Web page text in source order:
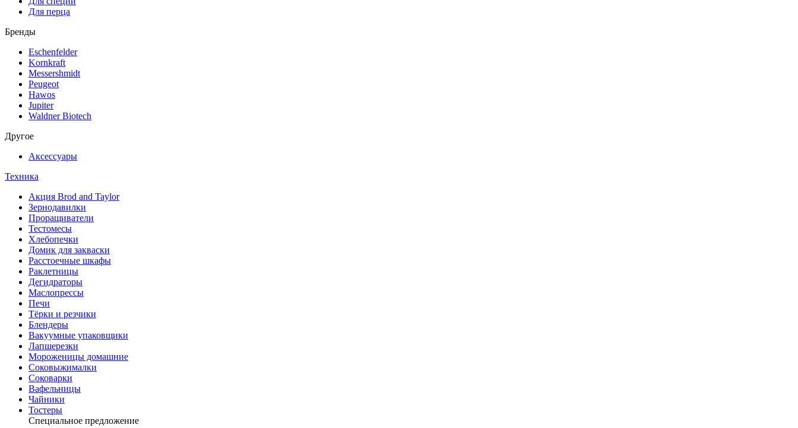
Для перца
Бренды
Eschenfelder
Kornkraft
Messershmidt
Peugeot
Hawos
Jupiter
Waldner Biotech
Другое
Аксессуары
Техника
Акция Brod and Taylor
Зернодавилки
Проращиватели
Тестомесы
Хлебопечки
Домик для закваски
Расстоечные шкафы
Раклетницы
Дегидраторы
Маслопрессы
Печи
Тёрки и резчики
Блендеры
Вакуумные упаковщики
Лапшерезки
Мороженицы домашние
Соковыжималки
Соковарки
Вафельницы
Чайники
Тостеры
Специальное предложение